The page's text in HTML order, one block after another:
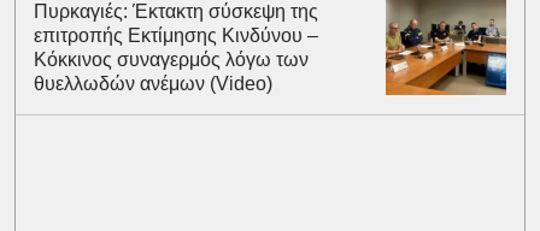
Πυρκαγιές: Έκτακτη σύσκεψη της
επιτροπής Εκτίμησης Κινδύνου –
Κόκκινος συναγερμός λόγω των
θυελλωδών ανέμων (Video)